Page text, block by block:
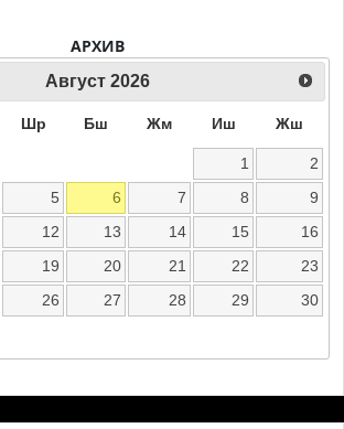
АРХИВ
Август 2026
Шр Бш Жм Иш Жш
1
2
5 6 7 8
9
12 13 14 15
16
19 20 21 22
23
26 27 28 29
30